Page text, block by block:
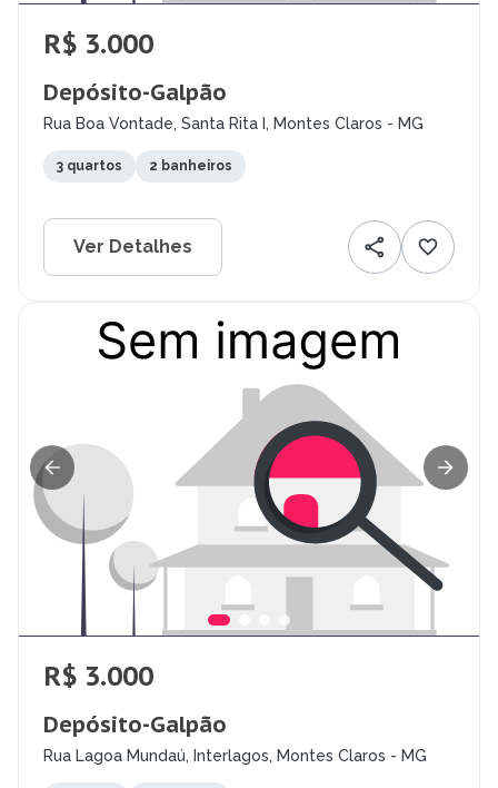
R$ 3.000
Depósito-Galpão
Rua Boa Vontade, Santa Rita I, Montes Claros - MG
3 quartos 2 banheiros
Ver Detalhes
R$ 3.000
Depósito-Galpão
Rua Lagoa Mundaú, Interlagos, Montes Claros - MG